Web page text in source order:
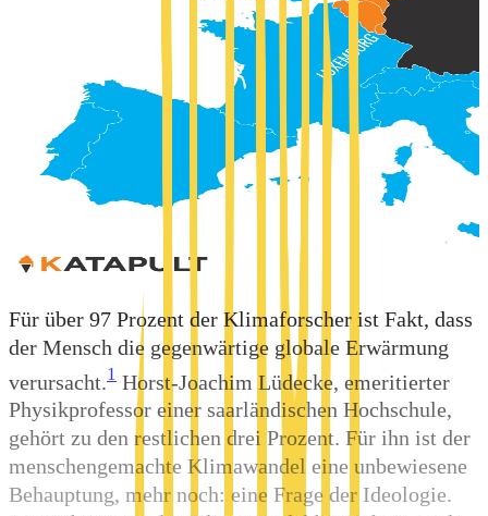
Für über 97 Prozent der Klimaforscher ist Fakt, dass
der Mensch die gegenwärtige globale Erwärmung
verursacht. 1 Horst-Joachim Lüdecke, emeritierter
Physikprofessor einer saarländischen Hochschule,
gehört zu den restlichen drei Prozent. Für ihn ist der
menschengemachte Klimawandel eine unbewiesene
Behauptung, mehr noch: eine Frage der Ideologie.